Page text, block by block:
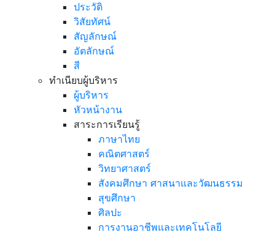
ประวัติ
วิสัยทัศน์
สัญลักษณ์
อัตลักษณ์
สี
ทำเนียบผู้บริหาร
ผู้บริหาร
หัวหน้างาน
สาระการเรียนรู้
ภาษาไทย
คณิตศาสตร์
วิทยาศาสตร์
สังคมศึกษา ศาสนาและวัฒนธรรม
สุขศึกษา
ศิลปะ
การงานอาชีพและเทคโนโลยี